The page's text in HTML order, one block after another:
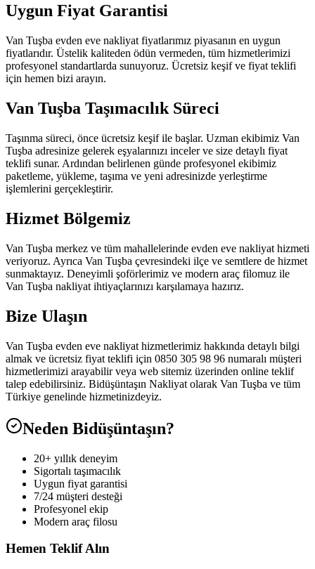
Uygun Fiyat Garantisi
Van Tuşba evden eve nakliyat fiyatlarımız piyasanın en uygun
fiyatlarıdır. Üstelik kaliteden ödün vermeden, tüm hizmetlerimizi
profesyonel standartlarda sunuyoruz. Ücretsiz keşif ve fiyat teklifi
için hemen bizi arayın.
Van Tuşba Taşımacılık Süreci
Taşınma süreci, önce ücretsiz keşif ile başlar. Uzman ekibimiz Van
Tuşba adresinize gelerek eşyalarınızı inceler ve size detaylı fiyat
teklifi sunar. Ardından belirlenen günde profesyonel ekibimiz
paketleme, yükleme, taşıma ve yeni adresinizde yerleştirme
işlemlerini gerçekleştirir.
Hizmet Bölgemiz
Van Tuşba merkez ve tüm mahallelerinde evden eve nakliyat hizmeti
veriyoruz. Ayrıca Van Tuşba çevresindeki ilçe ve semtlere de hizmet
sunmaktayız. Deneyimli şoförlerimiz ve modern araç filomuz ile
Van Tuşba nakliyat ihtiyaçlarınızı karşılamaya hazırız.
Bize Ulaşın
Van Tuşba evden eve nakliyat hizmetlerimiz hakkında detaylı bilgi
almak ve ücretsiz fiyat teklifi için 0850 305 98 96 numaralı müşteri
hizmetlerimizi arayabilir veya web sitemiz üzerinden online teklif
talep edebilirsiniz. Bidüşüntaşın Nakliyat olarak Van Tuşba ve tüm
Türkiye genelinde hizmetinizdeyiz.
Neden Bidüşüntaşın?
20+ yıllık deneyim
Sigortalı taşımacılık
Uygun fiyat garantisi
7/24 müşteri desteği
Profesyonel ekip
Modern araç filosu
Hemen Teklif Alın